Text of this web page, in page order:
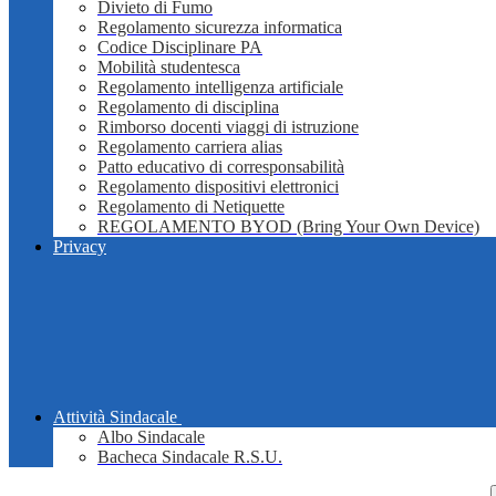
Divieto di Fumo
Regolamento sicurezza informatica
Codice Disciplinare PA
Mobilità studentesca
Regolamento intelligenza artificiale
Regolamento di disciplina
Rimborso docenti viaggi di istruzione
Regolamento carriera alias
Patto educativo di corresponsabilità
Regolamento dispositivi elettronici
Regolamento di Netiquette
REGOLAMENTO BYOD (Bring Your Own Device)
Privacy
Attività Sindacale
Albo Sindacale
Bacheca Sindacale R.S.U.